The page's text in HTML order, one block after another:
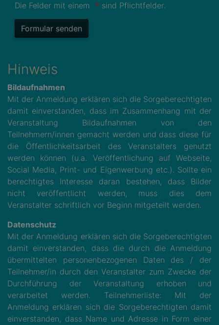
Die Felder mit einem * sind Pflichtfelder.
Hinweis
Bildaufnahmen
Mit der Anmeldung erklären sich die Sorgeberechtigten
damit einverstanden, dass im Zusammenhang mit der
Veranstaltung Bildaufnahmen von den
Teilnehmern/innen gemacht werden und dass diese für
die Öffentlichkeitsarbeit des Veranstalters genutzt
werden können (u.a. Veröffentlichung auf Webseite,
Social Media, Print- und Eigenwerbung etc.). Sollte ein
berechtigtes Interesse daran bestehen, dass Bilder
nicht veröffentlicht werden, muss dies dem
Veranstalter schriftlich vor Beginn mitgeteilt werden.
Datenschutz
Mit der Anmeldung erklären sich die Sorgeberechtigten
damit einverstanden, dass die durch die Anmeldung
übermittelten personenbezogenen Daten des / der
Teilnehmer/in durch den Veranstalter zum Zwecke der
Durchführung der Veranstaltung erhoben und
verarbeitet werden. Teilnehmerliste: Mit der
Anmeldung erklären sich die Sorgeberechtigten damit
einverstanden, dass Name und Adresse in Form einer